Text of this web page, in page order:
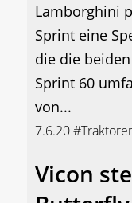
Lamborghini
Sprint eine
die die
Sprint 60
von...
7.6.20
Vicon